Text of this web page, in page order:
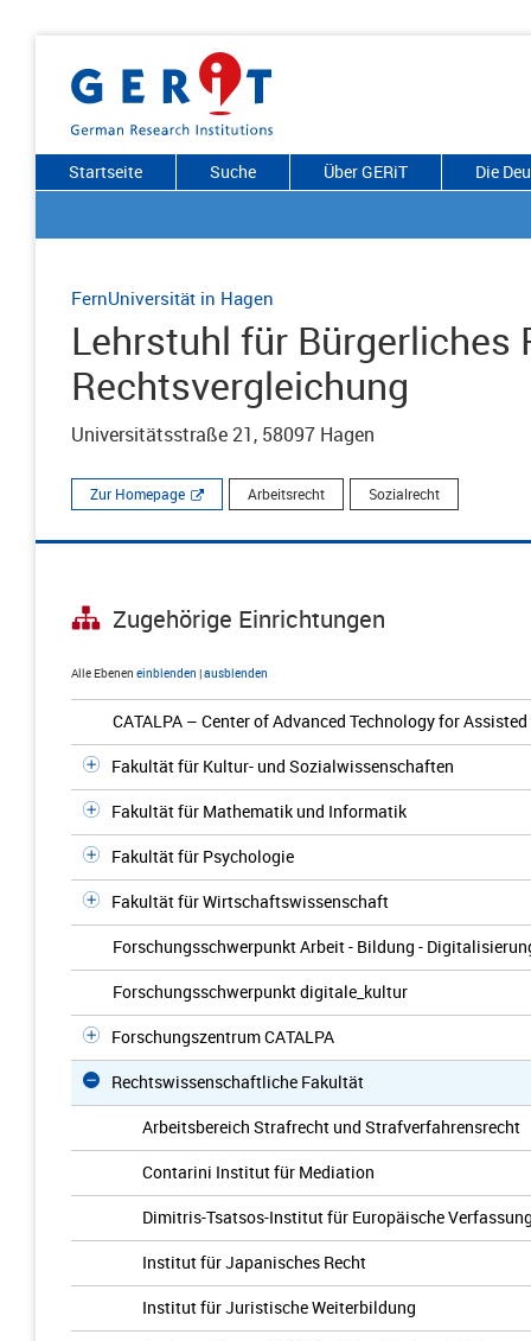
Startseite Suche Über GERiT Die
FernUniversität in Hagen
Lehrstuhl für Bürgerliches
Rechtsvergleichung
Universitätsstraße 21, 58097 Hagen
Zur Homepage Arbeitsrecht Sozialrecht
Zugehörige Einrichtungen
Alle Ebenen einblenden |ausblenden
CATALPA – Center of Advanced Technology for
Fakultät für Kultur- und Sozialwissenschaften
Fakultät für Mathematik und Informatik
Fakultät für Psychologie
Fakultät für Wirtschaftswissenschaft
Forschungsschwerpunkt Arbeit - Bildung -
Forschungsschwerpunkt digitale_kultur
Forschungszentrum CATALPA
Rechtswissenschaftliche Fakultät
Arbeitsbereich Strafrecht und Strafverfahrensrecht
Contarini Institut für Mediation
Dimitris-Tsatsos-Institut für Europäische
Institut für Japanisches Recht
Institut für Juristische Weiterbildung